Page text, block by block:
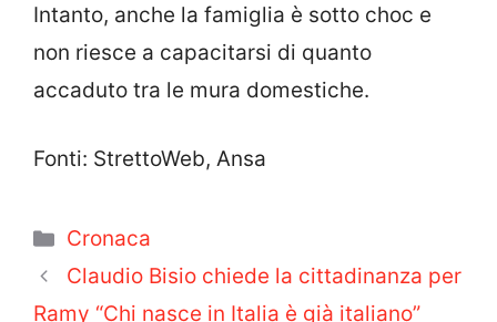
Intanto, anche la famiglia è sotto choc e
non riesce a capacitarsi di quanto
accaduto tra le mura domestiche.
Fonti: StrettoWeb, Ansa
Categorie
Cronaca
Claudio Bisio chiede la cittadinanza per
Ramy “Chi nasce in Italia è già italiano”